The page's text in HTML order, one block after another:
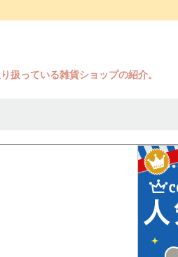
扱っている雑貨ショップの紹介。